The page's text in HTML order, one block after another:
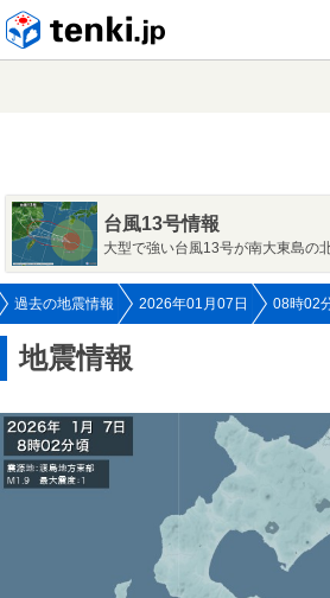
台風13号情報
大型で強い台風13号が南大東島の
過去の地震情報 2026年01月07日 08時02
地震情報